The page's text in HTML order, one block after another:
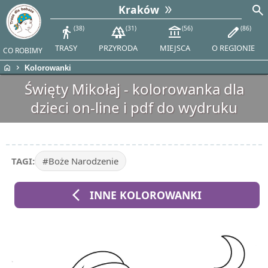
CO ROBIMY
Kraków
directions_walk 38
TRASY
forest 31
PRZYRODA
account_balance 56
MIEJSCA
edit 86
O REGIONIE
search
home chevron_right Kolorowanki
Święty Mikołaj - kolorowanka dla
dzieci on-line i pdf do wydruku
TAGI: #Boże Narodzenie
arrow_back_ios INNE KOLOROWANKI